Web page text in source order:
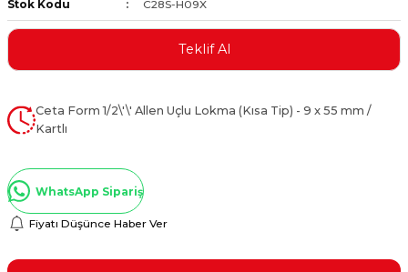
Kaplamalar
Stok Kodu
C28S-H09X
Teklif Al
Ceta Form 1/2\'\' Allen Uçlu Lokma (Kısa Tip) - 9 x 55 mm /
Kartlı
WhatsApp Sipariş
Fiyatı Düşünce Haber Ver